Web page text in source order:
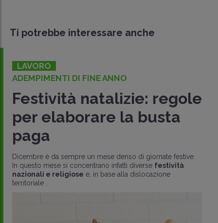
Ti potrebbe interessare anche
LAVORO
ADEMPIMENTI DI FINE ANNO
Festività natalizie: regole
per elaborare la busta
paga
Dicembre è da sempre un mese denso di giornate festive.
In questo mese si concentrano infatti diverse festività
nazionali e religiose e, in base alla dislocazione
territoriale ..